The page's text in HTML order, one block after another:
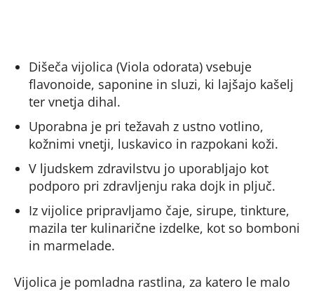
Dišeča vijolica (Viola odorata) vsebuje
flavonoide, saponine in sluzi, ki lajšajo kašelj
ter vnetja dihal.
Uporabna je pri težavah z ustno votlino,
kožnimi vnetji, luskavico in razpokani koži.
V ljudskem zdravilstvu jo uporabljajo kot
podporo pri zdravljenju raka dojk in pljuč.
Iz vijolice pripravljamo čaje, sirupe, tinkture,
mazila ter kulinarične izdelke, kot so bomboni
in marmelade.
Vijolica je pomladna rastlina, za katero le malo